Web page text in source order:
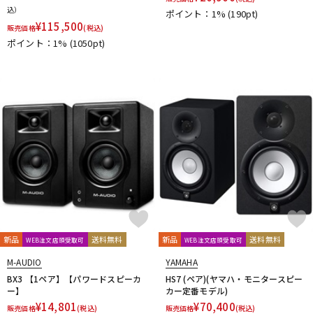
込）
販売価格¥115,500(税込)
ポイント：1% (1050pt)
ポイント：1%(190pt)
新品 WEB注文店頭受取可 送料無料
M-AUDIO
BX3 【1ペア】【パワードスピーカ
ー】
販売価格¥14,801(税込)
新品 WEB注文店頭受取可 送料無料
YAMAHA
HS7 (ペア)(ヤマハ・モニタースピー
カー定番モデル)
販売価格¥70,400(税込)